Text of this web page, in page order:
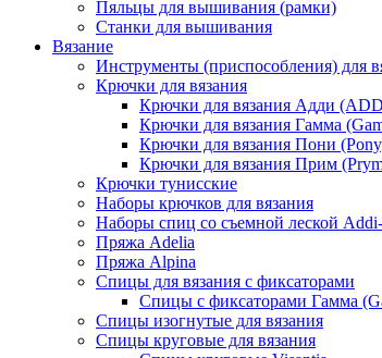
Пяльцы для вышивания (рамки)
Станки для вышивания
Вязание
Инструменты (приспособления) для
Крючки для вязания
Крючки для вязания Адди
Крючки для вязания Гамма
Крючки для вязания Пони
Крючки для вязания Прим
Крючки тунисские
Наборы крючков для вязания
Наборы спиц со съемной леской
Пряжа Adelia
Пряжа Alpina
Спицы для вязания с фиксаторами
Спицы с фиксаторами Гамма
Спицы изогнутые для вязания
Спицы круговые для вязания